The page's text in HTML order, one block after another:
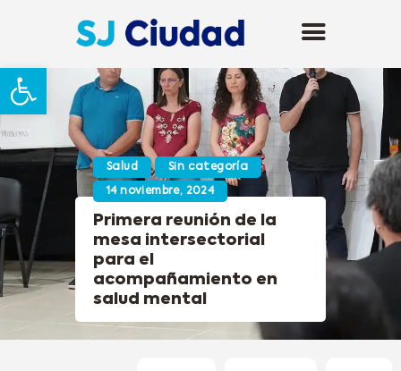
Abrir barra de herramientas
Salud Sin categoría
14 noviembre, 2024
Primera reunión de la
mesa intersectorial
para el
acompañamiento en
salud mental